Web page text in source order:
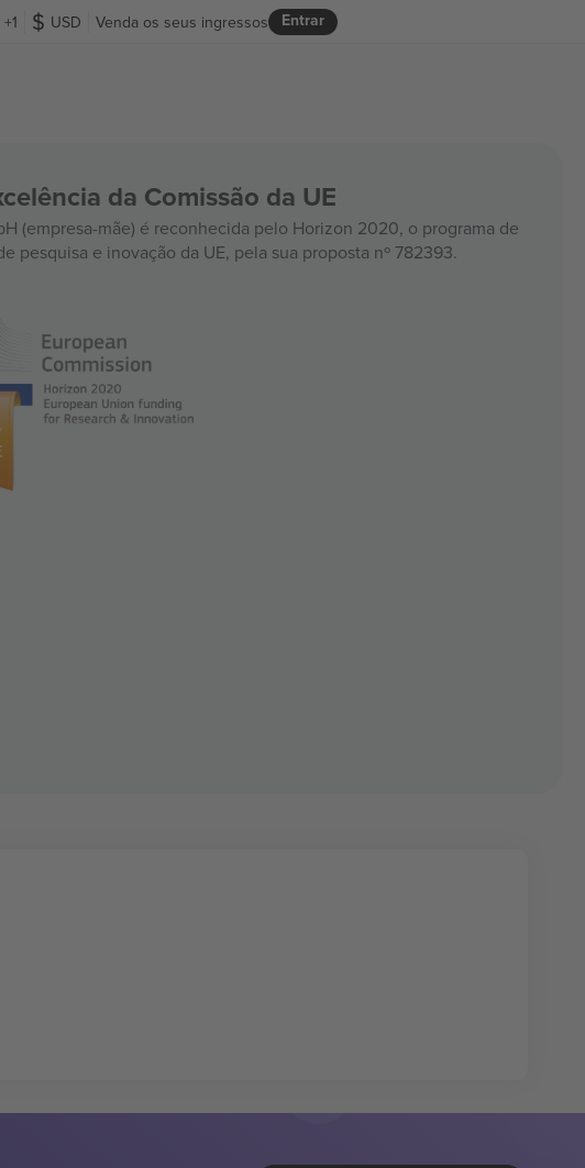
+1 USD Entrar
Venda os seus ingressos
da Comissão da UE
(empresa-mãe) é reconhecida pelo Horizon 2020, o programa de
pesquisa e inovação da UE, pela sua proposta nº 782393.